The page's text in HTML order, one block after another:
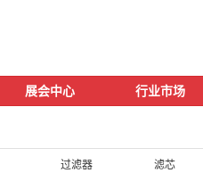
展会中心 行业市场
过滤器 滤芯